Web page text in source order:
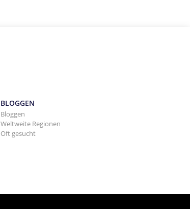
BLOGGEN
Bloggen
Weltweite Regionen
Oft gesucht